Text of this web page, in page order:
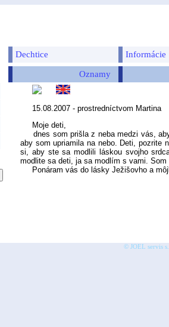
Dechtice Informácie
Oznamy
15.08.2007 - prostredníctvom Martina
Moje deti,
dnes som prišla z neba medzi vás,
aby som upriamila na nebo. Deti, pozrite
si, aby ste sa modlili láskou svojho
modlite sa deti, ja sa modlím s vami.
Ponáram vás do lásky Ježišovho a
© JOEL servis